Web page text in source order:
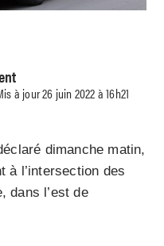
à jour 26 juin 2022 à 16h21
dimanche matin,
à l’intersection des
dans l’est de